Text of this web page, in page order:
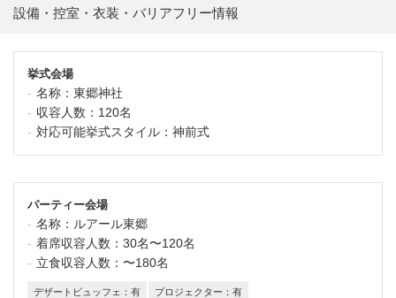
設備・控室・衣装・バリアフリー情報
挙式会場
名称： 東郷神社
収容人数： 120名
対応可能挙式スタイル： 神前式
パーティー会場
名称： ルアール東郷
着席収容人数： 30名〜120名
立食収容人数： 〜180名
デザートビュッフェ：有 プロジェクター：有